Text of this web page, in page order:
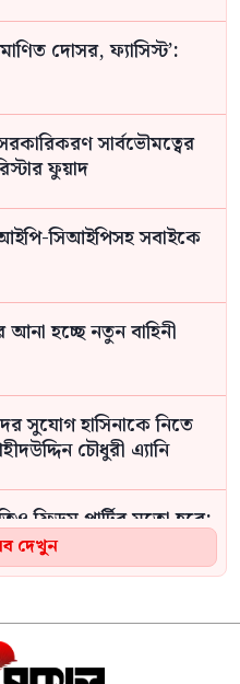
দোসর, ফ্যাসিস্ট’:
সার্বভৌমত্বের
ফুয়াদ
সিআইপিসহ সবাইকে
আনা হচ্ছে নতুন বাহিনী
সুযোগ হাসিনাকে নিতে
চৌধুরী এ্যানি
ফ্রিডম পার্টির মতো হবে:
দেখুন